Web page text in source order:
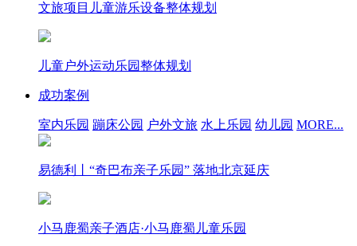
文旅项目儿童游乐设备整体规划
儿童户外运动乐园整体规划
成功案例
室内乐园 蹦床公园 户外文旅 水上乐园 幼儿园 MORE...
易德利丨“奇巴布亲子乐园” 落地北京延庆
小马鹿蜀亲子酒店·小马鹿蜀儿童乐园